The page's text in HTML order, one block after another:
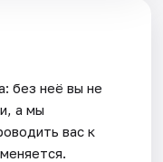
без неё вы не
а мы
вас к